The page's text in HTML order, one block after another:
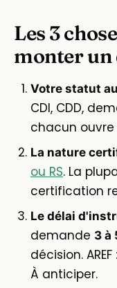
Les 3
monter un
Votre statut
CDI, CDD,
chacun
La nature
ou RS. La
certification
Le délai
demande 3 à
décision.
À anticiper.